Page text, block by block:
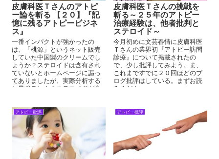
皮膚科医Ｔさんのアトピ
ー論を斬る 【２０】『記
憶に残るアトピービジネ
ス』
一番インパクトが強かったの
は、「桃源」というネット販売
していた中国製のクリームでし
ょうか？ステロイドは含有され
ていないとホームページに謳っ
てありましたが、実際分析する
と最強ランクのステロイドが含
皮膚科医Ｔさんの挑戦を
斬る～２５年のアトピー
治療経験は、他者批判と
ステロイド～
今月初めに文芸春情に皮膚科医
Ｔさんの業界初『アトピー訪問
診療』について掲載されたの
で、少し批評してみよう。ま、
これまですでに２０回ほどのブ
ログ批評はしている。まずお読
みください。
アトピー批評 アトピー批評